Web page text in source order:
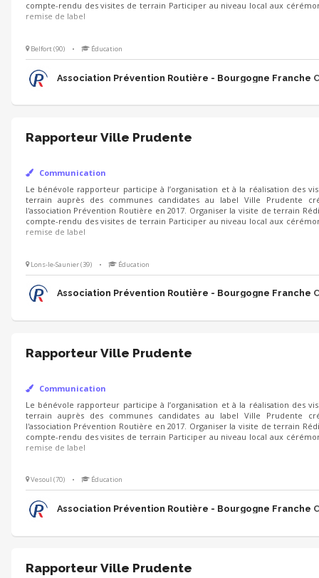
local aux cérémonies de remise de label
Belfort (90) • Éducation
Association Prévention Routière - Bourgogne Franche
Rapporteur Ville Prudente
Communication
Le bénévole rapporteur participe à l’organisation et à la réalisation des
communes candidates au label Ville Prudente créé par l'association
Organiser la visite de terrain Rédiger un compte-rendu des visites de
local aux cérémonies de remise de label
Lons-le-Saunier (39) • Éducation
Association Prévention Routière - Bourgogne Franche
Rapporteur Ville Prudente
Communication
Le bénévole rapporteur participe à l’organisation et à la réalisation des
communes candidates au label Ville Prudente créé par l'association
Organiser la visite de terrain Rédiger un compte-rendu des visites de
local aux cérémonies de remise de label
Vesoul (70) • Éducation
Association Prévention Routière - Bourgogne Franche
Rapporteur Ville Prudente